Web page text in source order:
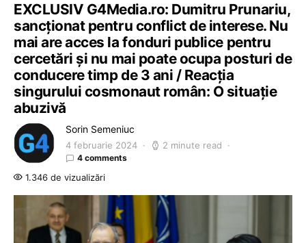
EXCLUSIV G4Media.ro: Dumitru Prunariu,
sancționat pentru conflict de interese. Nu
mai are acces la fonduri publice pentru
cercetări și nu mai poate ocupa posturi de
conducere timp de 3 ani / Reacția
singurului cosmonaut român: O situație
abuzivă
Sorin Semeniuc
4 februarie 2024 2 minute read
4 comments
1.346 de vizualizări